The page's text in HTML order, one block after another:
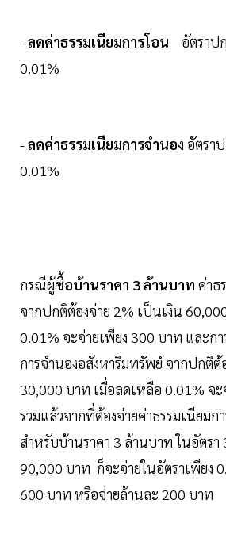
-ลดค่าธรรมเนียมการโอน อัตรา
0.01%
-ลดค่าธรรมเนียมการจำนอง อัตรา
0.01%
กรณีผู้ซื้อบ้านราคา 3 ล้านบาท ค่าธ
จากปกติต้องจ่าย 2% เป็นเงิน
0.01% จะจ่ายเพียง 300 บาท และก
การจำนองอสังหาริมทรัพย์ จากปกติต้
30,000 บาท เมื่อลดเหลือ 0.01% จ
รวมแล้วจากที่ต้องจ่ายค่าธรรมเนียมก
สำหรับบ้านราคา 3 ล้านบาท ในอัตรา
90,000 บาท ก็จะจ่ายในอัตราเพียง
600 บาท หรือจ่ายล้านละ 200 บาท